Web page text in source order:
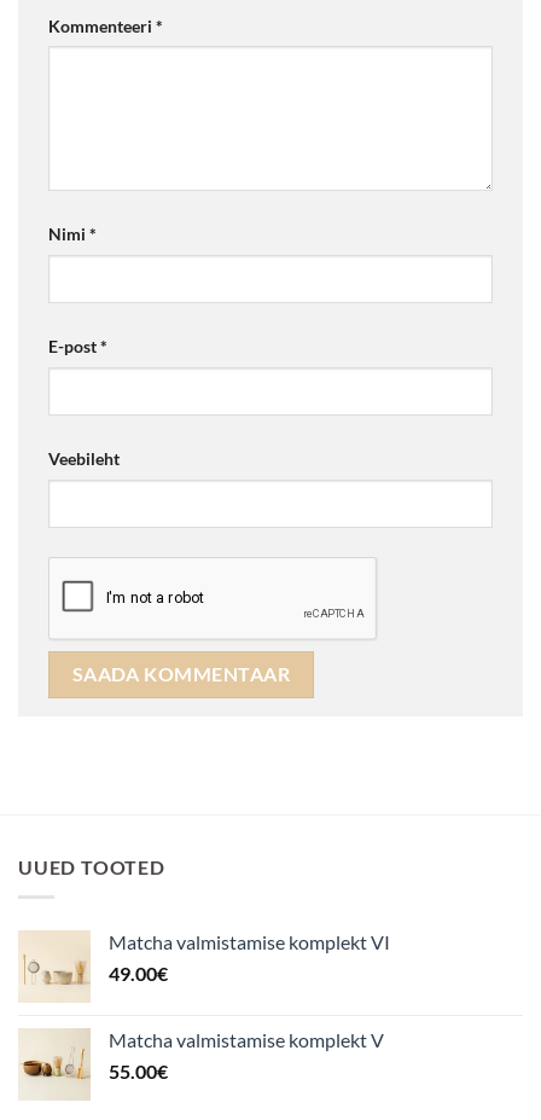
Kommenteeri *
Nimi *
E-post*
Veebileht
UUED TOOTED
Matcha valmistamise komplekt VI
49.00€
Matcha valmistamise komplekt V
55.00€